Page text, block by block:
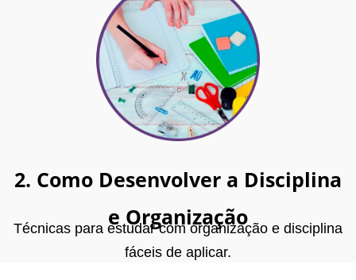
2. Como Desenvolver a Disciplina
e Organização
Técnicas para estudar com organização e disciplina
fáceis de aplicar.